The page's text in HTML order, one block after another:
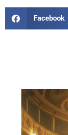
Facebook